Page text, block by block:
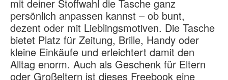
mit deiner Stoffwahl die Tasche ganz
persönlich anpassen kannst – ob bunt,
dezent oder mit Lieblingsmotiven. Die Tasche
bietet Platz für Zeitung, Brille, Handy oder
kleine Einkäufe und erleichtert damit den
Alltag enorm. Auch als Geschenk für Eltern
oder Großeltern ist dieses Freebook eine